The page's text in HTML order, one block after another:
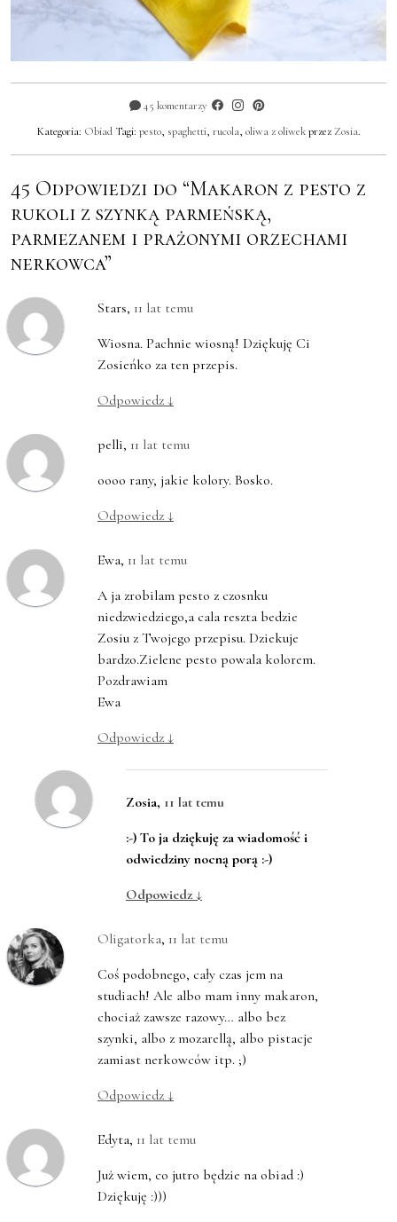
45 komentarzy
Kategoria: Obiad Tagi: pesto, spaghetti, rucola, oliwa z oliwekprzez Zosia.
45 Odpowiedzi do “Makaron z pesto z
rukoli z szynką parmeńską,
parmezanem i prażonymi orzechami
nerkowca”
Stars, 11 lat temu
Wiosna. Pachnie wiosną! Dziękuję Ci
Zosieńko za ten przepis.
Odpowiedz ↓
pelli, 11 lat temu
oooo rany, jakie kolory. Bosko.
Odpowiedz ↓
Ewa, 11 lat temu
A ja zrobilam pesto z czosnku
niedzwiedziego,a cala reszta bedzie
Zosiu z Twojego przepisu. Dziekuje
bardzo.Zielene pesto powala kolorem.
Pozdrawiam
Ewa
Odpowiedz ↓
Zosia, 11 lat temu
:-) To ja dziękuję za wiadomość i
odwiedziny nocną porą :-)
Odpowiedz ↓
Oligatorka, 11 lat temu
Coś podobnego, cały czas jem na
studiach! Ale albo mam inny makaron,
chociaż zawsze razowy… albo bez
szynki, albo z mozarellą, albo pistacje
zamiast nerkowców itp. ;)
Odpowiedz ↓
Edyta, 11 lat temu
Już wiem, co jutro będzie na obiad :)
Dziękuję :)))